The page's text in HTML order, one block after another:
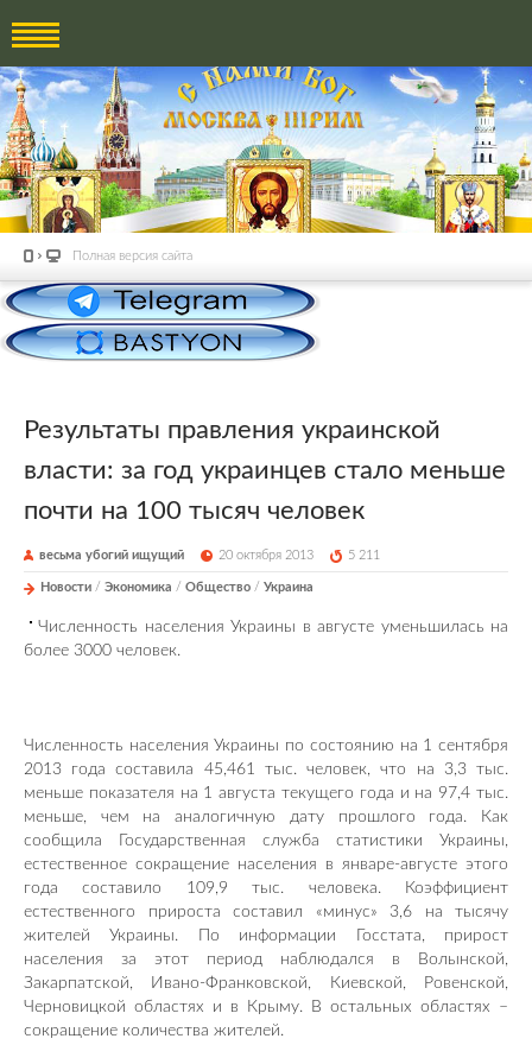
Полная версия сайта
Результаты правления украинской
власти: за год украинцев стало меньше
почти на 100 тысяч человек
весьма убогий ищущий 20 октября 2013 5 211
Новости / Экономика / Общество / Украина
Численность населения Украины в августе уменьшилась на
более 3000 человек.
Численность населения Украины по состоянию на 1 сентября
2013 года составила 45,461 тыс. человек, что на 3,3 тыс.
меньше показателя на 1 августа текущего года и на 97,4 тыс.
меньше, чем на аналогичную дату прошлого года. Как
сообщила Государственная служба статистики Украины,
естественное сокращение населения в январе-августе этого
года составило 109,9 тыс. человека. Коэффициент
естественного прироста составил «минус» 3,6 на тысячу
жителей Украины. По информации Госстата, прирост
населения за этот период наблюдался в Волынской,
Закарпатской, Ивано-Франковской, Киевской, Ровенской,
Черновицкой областях и в Крыму. В остальных областях –
сокращение количества жителей.